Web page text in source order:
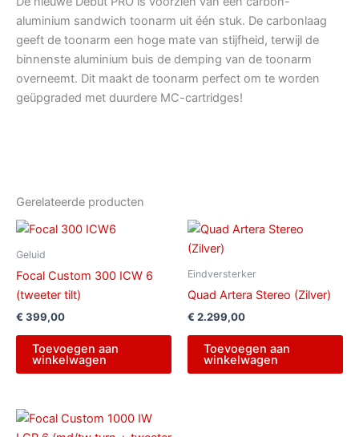
aluminium sandwich toonarm uit één stuk. De carbonlaag
geeft de toonarm een hoge mate van stijfheid, terwijl de
binnenste aluminium buis de demping van de toonarm
overneemt. Dit maakt de toonarm perfect om te worden
geüpgraded met duurdere MC-cartridges!
Gerelateerde producten
Geluid
Focal Custom 300 ICW 6
(tweeter tilt)
€ 399,00
Toevoegen aan
winkelwagen
Eindversterker
Quad Artera Stereo (Zilver)
€ 2.299,00
Toevoegen aan
winkelwagen